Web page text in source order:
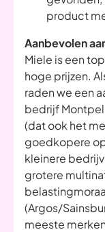
product
Aanbevolen
Miele is een
hoge prijzen.
raden we een
bedrijf
(dat ook het
goedkopere
kleinere
grotere
(Argos/
meeste